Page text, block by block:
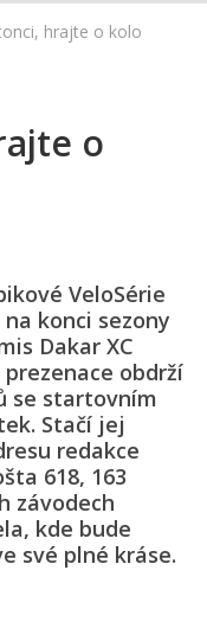
hrajte o kolo
o
VeloSérie
konci sezony
Dakar XC
prezenace obdrží
se startovním
Stačí jej
redakce
618, 163
závodech
kde bude
své plné kráse.